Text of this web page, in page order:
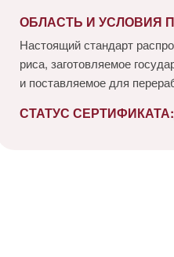
ОБЛАСТЬ И УСЛОВИЯ
Настоящий стандарт
риса, заготовляемое
и поставляемое для
СТАТУС СЕРТИФИКАТА: